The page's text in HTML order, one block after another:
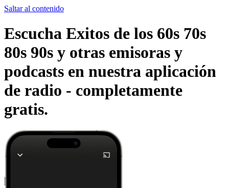
Saltar al contenido
Escucha Exitos de los 60s 70s
80s 90s y otras emisoras y
podcasts en nuestra aplicación
de radio - completamente
gratis.